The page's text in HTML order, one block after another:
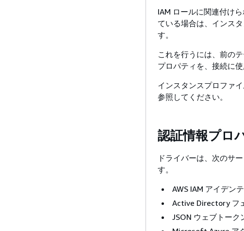
IAM ロールに関連付け
ている場合は、インス
す。
これを行うには、前の
プロパティを、接続に
インスタンスプロファ
参照してください。
認証情報プロ
ドライバーは、次のサ
す。
AWS IAM アイデン
Active Directory フ
JSON ウェブトーク